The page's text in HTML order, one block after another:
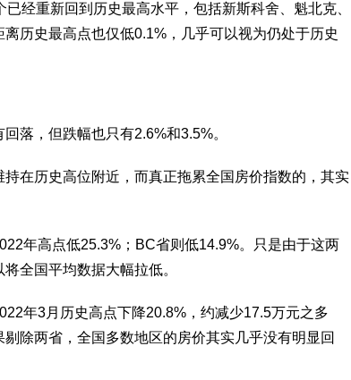
经重新回到历史最高水平，包括新斯科舍、魁北克、
历史最高点也仅低0.1%，几乎可以视为仍处于历史
落，但跌幅也只有2.6%和3.5%。
在历史高位附近，而真正拖累全国房价指数的，其实
年高点低25.3%；BC省则低14.9%。只是由于这两
全国平均数据大幅拉低。
年3月历史高点下降20.8%，约减少17.5万元之多
除两省，全国多数地区的房价其实几乎没有明显回